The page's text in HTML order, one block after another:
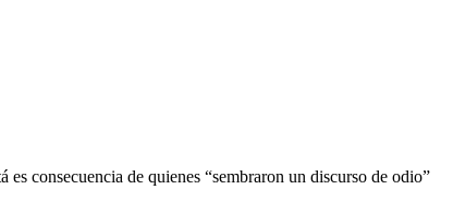
consecuencia de quienes “sembraron un discurso de odio”